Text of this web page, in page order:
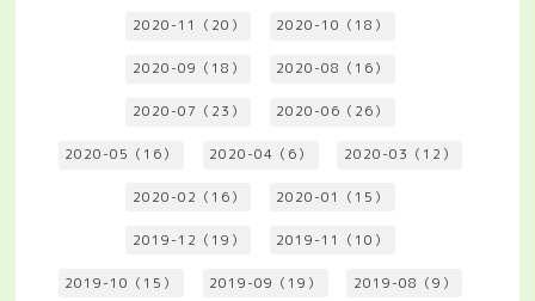
2020-11（20） 2020-10（18）
2020-09（18） 2020-08（16）
2020-07（23） 2020-06（26）
2020-05（16） 2020-04（6） 2020-03（12）
2020-02（16） 2020-01（15）
2019-12（19） 2019-11（10）
2019-10（15） 2019-09（19） 2019-08（9）